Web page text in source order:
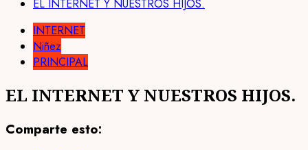
EL INTERNET Y NUESTROS HIJOS.
INTERNET
Niñez
PRINCIPAL
EL INTERNET Y NUESTROS HIJOS.
Comparte esto: